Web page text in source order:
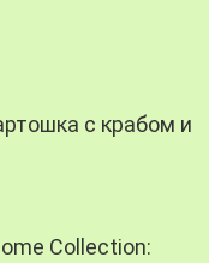
с крабом и
Collection: